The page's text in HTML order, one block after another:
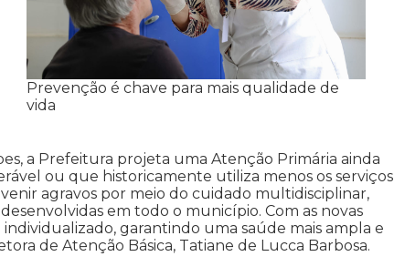
Prevenção é chave para mais qualidade de
vida
a Prefeitura projeta uma Atenção Primária ainda
ou que historicamente utiliza menos os serviços
agravos por meio do cuidado multidisciplinar,
em todo o município. Com as novas
garantindo uma saúde mais ampla e
de Atenção Básica, Tatiane de Lucca Barbosa.